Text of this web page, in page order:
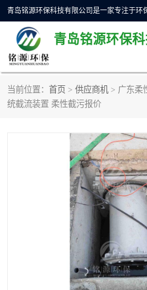
青岛铭源环保
当前位置： 首页 > 供应商机 > 广东柔
统截流装置 柔性截污报价
一体化HMPP泵站
加压泵房/灌溉泵房
不锈钢浮筒阀
雨水收集回用装置
智能一体化灌溉泵房